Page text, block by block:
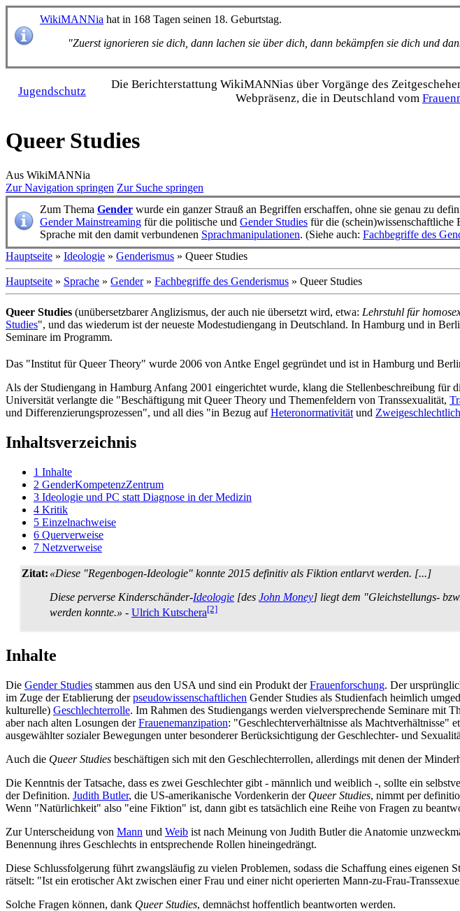
WikiMANNia hat in 168 Tagen seinen 18. Geburtstag.
"Zuerst ignorieren sie dich, dann lachen sie über dich, dann bekämpfen sie dich und
Jugendschutz
Die Bericht­erstattung WikiMANNias über Vorgänge des
Webpräsenz, die in Deutschland vom
Queer Studies
Aus WikiMANNia
Zur Navigation springen Zur Suche springen
Zum Thema Gender wurde ein ganzer Strauß an Begriffen erschaffen, ohne sie genau zu
Gender Mainstreaming für die politische und Gender Studies für die (schein)wissenschaftliche
Sprache mit den damit verbundenen Sprachmanipulationen. (Siehe auch: Fachbegriffe des
Hauptseite » Ideologie » Genderismus » Queer Studies
Hauptseite » Sprache » Gender» Fachbegriffe des Genderismus » Queer Studies
Queer Studies (unübersetzbarer Anglizismus, der auch nie übersetzt wird, etwa: Lehrstuhl für
Studies", und das wiederum ist der neueste Mode­studien­gang in Deutschland. In Hamburg und in
Seminare im Programm.
Das "Institut für Queer Theory" wurde 2006 von Antke Engel gegründet und ist in Hamburg und
Als der Studiengang in Hamburg Anfang 2001 eingerichtet wurde, klang die Stellen­beschreibung
Universität verlangte die "Beschäftigung mit Queer Theory und Themen­feldern von Trans­sexualität,
und Differenzierungs­prozessen", und all dies "in Bezug aufHeteronormativität und
Inhaltsverzeichnis
1 Inhalte
2 GenderKompetenzZentrum
3 Ideologie und PC statt Diagnose in der Medizin
4 Kritik
5 Einzelnachweise
6 Querverweise
7 Netzverweise
Zitat: «Diese "Regenbogen-Ideologie" konnte 2015 definitiv als Fiktion entlarvt werden. [...]
Diese perverse Kinderschänder-Ideologie [des John Money] liegt dem "Gleichstellungs-
werden konnte.» - Ulrich Kutschera[2]
Inhalte
Die Gender Studies stammen aus den USA und sind ein Produkt derFrauenforschung. Der
im Zuge der Etablierung derpseudowissenschaftlichen Gender Studies als Studienfach heimlich
kulturelle) Geschlechterrolle. Im Rahmen des Studiengangs werden vielversprechende Seminare mit
aber nach alten Losungen derFrauenemanzipation: "Geschlechter­verhältnisse als
ausgewählter sozialer Bewegungen unter besonderer Berücksichtigung der Geschlechter- und
Auch die Queer Studies beschäftigen sich mit den Geschlechter­rollen, allerdings mit denen der
Die Kenntnis der Tatsache, dass es zwei Geschlechter gibt - männlich und weiblich -, sollte ein
der Definition. Judith Butler, die US-amerikanische Vordenkerin der Queer Studies, nimmt per
Wenn "Natürlichkeit" also "eine Fiktion" ist, dann gibt es tatsächlich eine Reihe von Fragen zu
Zur Unterscheidung von Mann und Weib ist nach Meinung von Judith Butler die Anatomie
Benennung ihres Geschlechts in entsprechende Rollen hineingedrängt.
Diese Schlussfolgerung führt zwangsläufig zu vielen Problemen, sodass die Schaffung eines
rätselt: "Ist ein erotischer Akt zwischen einer Frau und einer nicht operierten Mann-zu-Frau-
Solche Fragen können, dank Queer Studies, demnächst hoffentlich beantworten werden.